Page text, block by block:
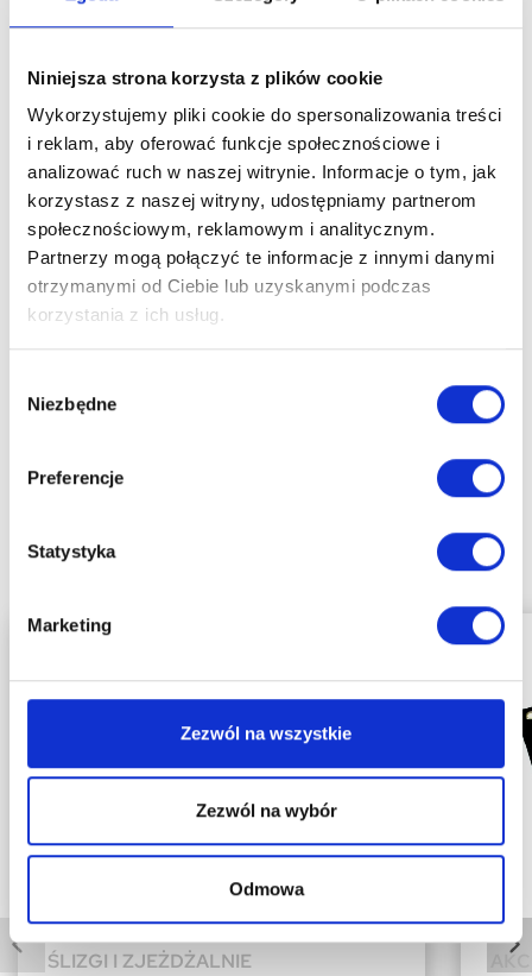
Niniejsza strona korzysta z plików cookie
Wykorzystujemy pliki cookie do spersonalizowania treści
i reklam, aby oferować funkcje społecznościowe i
analizować ruch w naszej witrynie. Informacje o tym, jak
korzystasz z naszej witryny, udostępniamy partnerom
społecznościowym, reklamowym i analitycznym.
Partnerzy mogą połączyć te informacje z innymi danymi
otrzymanymi od Ciebie lub uzyskanymi podczas
korzystania z ich usług.
zgody
Niezbędne
Preferencje
Statystyka
Marketing
Zezwól na wszystkie
Zezwól na wybór
Odmowa
5/5
Średnia Ocena
1
Opinie Klientów
04.05.2026
spełniają zadanie i oczekiwania
ŚLIZGI I ZJEŻDŻALNIE